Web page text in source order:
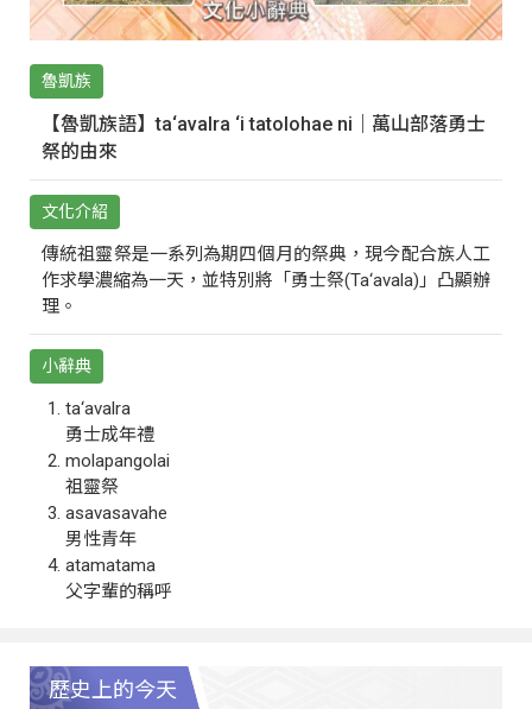
魯凱族
【魯凱族語】ta‘avalra ‘i tatolohae ni｜萬山部落勇士
祭的由來
文化介紹
傳統祖靈祭是一系列為期四個月的祭典，現今配合族人工
作求學濃縮為一天，並特別將「勇士祭(Ta‘avala)」凸顯辦
理。
小辭典
ta‘avalra
勇士成年禮
molapangolai
祖靈祭
asavasavahe
男性青年
atamatama
父字輩的稱呼
歷史上的今天